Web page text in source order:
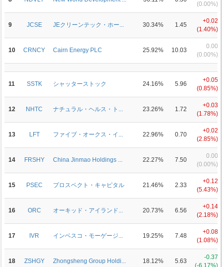
(0.00%)
9 JCSE JEクリーンテック・ホー... 30.34% 1.45
+0.02
(1.40%)
10 CRNCY Cairn Energy PLC 25.92% 10.03
0.00
(0.00%)
11 SSTK シャッターストック 24.16% 5.96
+0.05
(0.85%)
12 NHTC ナチュラル・ヘルス・ト... 23.26% 1.72
+0.03
(1.78%)
13 LFT ファイブ・オークス・イ... 22.96% 0.70
+0.02
(2.85%)
14 FRSHY China Jinmao Holdings ... 22.27% 7.50
0.00
(0.00%)
15 PSEC プロスペクト・キャピタル 21.46% 2.33
+0.12
(5.43%)
16 ORC オーキッド・アイランド... 20.73% 6.56
+0.14
(2.18%)
17 IVR インベスコ・モーゲージ... 19.25% 7.48
+0.08
(1.08%)
18 ZSHGY Zhongsheng Group Holdi... 18.12% 5.63
-0.37
(-6.17%)